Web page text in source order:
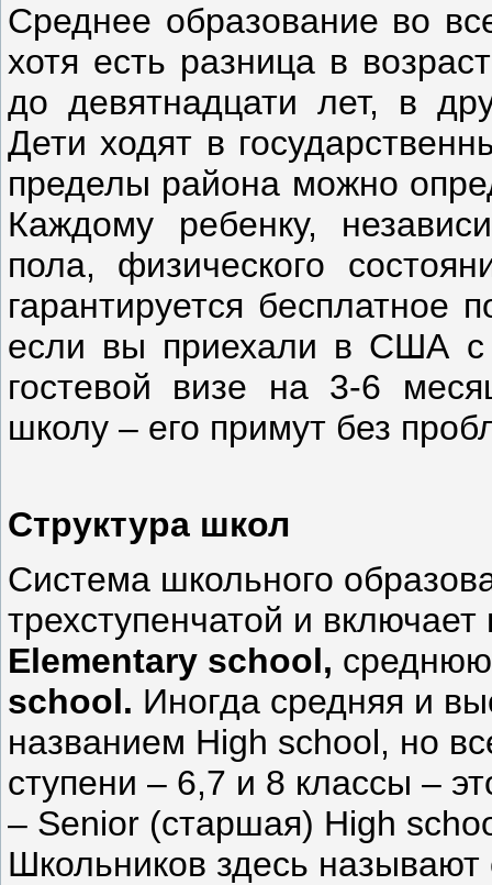
Среднее образование во
хотя есть разница в
до девятнадцати лет, в
Дети ходят в
пределы района можно
Каждому ребенку,
пола, физического
гарантируется бесплатное
если вы приехали в США с
гостевой визе на 3-6
школу – его примут без
Структура школ
Система школьного
трехступенчатой и
Еlementary school,
school. Иногда средняя и
названием High school, но
ступени – 6,7 и 8 классы –
– Senior (старшая) High
Школьников здесь